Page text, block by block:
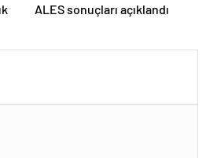
ALES sonuçları açıklandı